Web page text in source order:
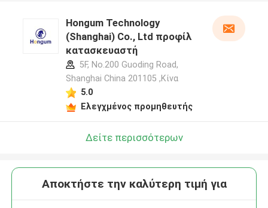
Hongum Technology
(Shanghai) Co., Ltd προφίλ
κατασκευαστή
5F, No.200 Guoding Road,
Shanghai China 201105 ,Κίνα
5.0
Ελεγχμένος προμηθευτής
Δείτε περισσότερων
Αποκτήστε την καλύτερη τιμή για